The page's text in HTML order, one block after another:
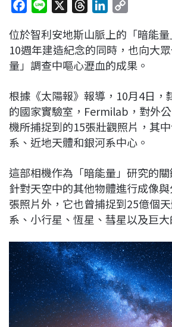
c
e
b
o
k
n
e
r
e
a
s
n
k
e
I
n
p
y
L
n
k
位於智利安地斯山脈上的「暗能
10週年建造紀念的同時，也向大
量」調查中嘔心瀝血的成果。
根據《太陽報》報導，10月4日，
的國家實驗室，Fermilab，對外
機所捕捉到的15張壯觀照片，其
系、近地天體和銀河系中心。
這部相機作為「暗能量」研究的
針對天空中的其他物體進行成像
張照片外，它也曾捕捉到25億個
系、小行星、恆星、彗星以及巨大